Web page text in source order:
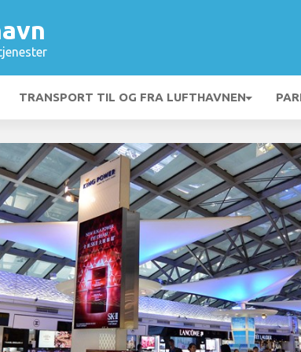
TRANSPORT TIL OG FRA LUFTHAVNEN